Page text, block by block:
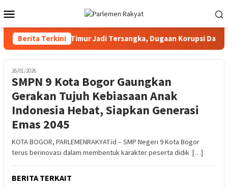
ke
kontenMobile
Berita Terkini
Kotawaringin Timur Jadi Tersangka, Dugaan Korupsi Dana
26/01/2026
SMPN 9 Kota Bogor Gaungkan
Gerakan Tujuh Kebiasaan Anak
Indonesia Hebat, Siapkan Generasi
Emas 2045
KOTA BOGOR, PARLEMENRAKYAT.id – SMP Negeri 9 Kota Bogor
terus berinovasi dalam membentuk karakter peserta didik […]
BERITA TERKAIT